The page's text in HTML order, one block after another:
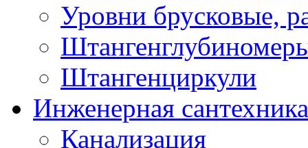
Уровни брусковые,
Штангенциркули
Инженерная сантехника
Канализация